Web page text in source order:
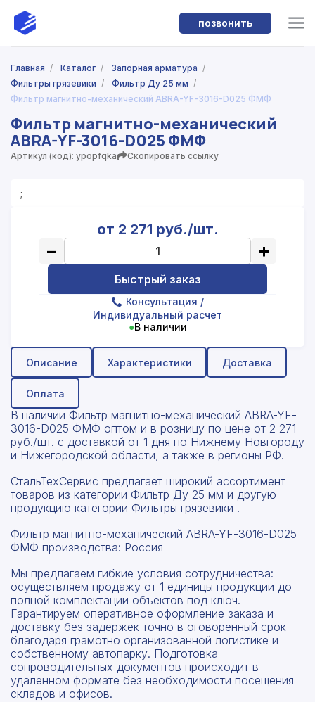
позвонить
Главная / Каталог / Запорная арматура /
Фильтры грязевики / Фильтр Ду 25 мм /
Фильтр магнитно-механический ABRA-YF-3016-D025 ФМФ
Фильтр магнитно-механический
ABRA-YF-3016-D025 ФМФ
Артикул (код): ypopfqka Скопировать ссылку
;
от 2 271 руб./шт.
− +
Быстрый заказ
Консультация /
Индивидуальный расчет
●В наличии
Описание Характеристики Доставка
Оплата
В наличии Фильтр магнитно-механический ABRA-YF-
3016-D025 ФМФ оптом и в розницу по цене от 2 271
руб./шт. с доставкой от 1 дня по Нижнему Новгороду
и Нижегородской области, а также в регионы РФ.
СтальТехСервис предлагает широкий ассортимент
товаров из категории Фильтр Ду 25 мм и другую
продукцию категории Фильтры грязевики .
Фильтр магнитно-механический ABRA-YF-3016-D025
ФМФ производства: Россия
Мы предлагаем гибкие условия сотрудничества:
осуществляем продажу от 1 единицы продукции до
полной комплектации объектов под ключ.
Гарантируем оперативное оформление заказа и
доставку без задержек точно в оговоренный срок
благодаря грамотно организованной логистике и
собственному автопарку. Подготовка
сопроводительных документов происходит в
удаленном формате без необходимости посещения
складов и офисов.